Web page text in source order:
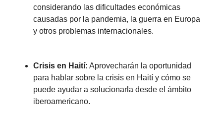
considerando las dificultades económicas
causadas por la pandemia, la guerra en Europa
y otros problemas internacionales.
Crisis en Haití: Aprovecharán la oportunidad
para hablar sobre la crisis en Haití y cómo se
puede ayudar a solucionarla desde el ámbito
iberoamericano.